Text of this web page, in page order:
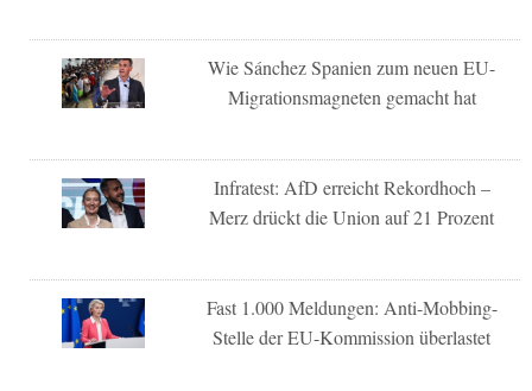
Wie Sánchez Spanien zum neuen EU-
Migrationsmagneten gemacht hat
Infratest: AfD erreicht Rekordhoch –
Merz drückt die Union auf 21 Prozent
Fast 1.000 Meldungen: Anti-Mobbing-
Stelle der EU-Kommission überlastet